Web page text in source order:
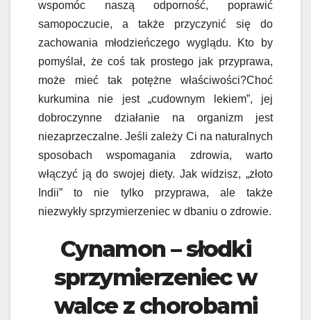
wspomóc naszą odporność, poprawić
samopoczucie, a także przyczynić się do
zachowania młodzieńczego wyglądu. Kto by
pomyślał, że coś tak prostego jak przyprawa,
może mieć tak potężne właściwości?Choć
kurkumina nie jest „cudownym lekiem”, jej
dobroczynne działanie na organizm jest
niezaprzeczalne. Jeśli zależy Ci na naturalnych
sposobach wspomagania zdrowia, warto
włączyć ją do swojej diety. Jak widzisz, „złoto
Indii” to nie tylko przyprawa, ale także
niezwykły sprzymierzeniec w dbaniu o zdrowie.
Cynamon – słodki
sprzymierzeniec w
walce z chorobami